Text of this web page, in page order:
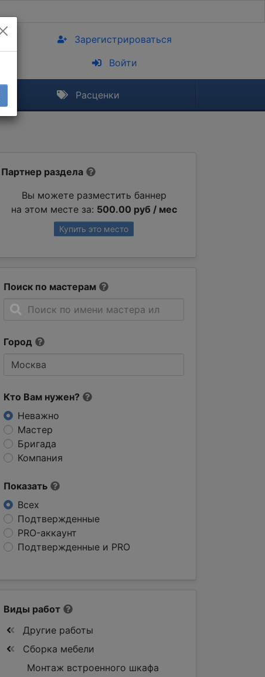
Зарегистрироваться
Войти
Расценки
Партнер раздела
Вы можете разместить баннер
на этом месте за: 500.00 руб / мес
Купить это место
Поиск по мастерам
Город
Кто Вам нужен?
Неважно
Мастер
Бригада
Компания
Показать
Всех
Подтвержденные
PRO-аккаунт
Подтвержденные и PRO
Виды работ
Другие работы
Сборка мебели
Монтаж встроенного шкафа